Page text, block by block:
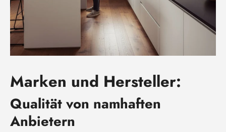
Marken und Hersteller:
Qualität von namhaften
Anbietern